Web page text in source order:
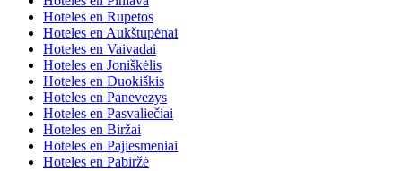
Hoteles en Rupetos
Hoteles en Aukštupėnai
Hoteles en Vaivadai
Hoteles en Joniškėlis
Hoteles en Duokiškis
Hoteles en Panevezys
Hoteles en Pasvaliečiai
Hoteles en Biržai
Hoteles en Pajiesmeniai
Hoteles en Pabiržė